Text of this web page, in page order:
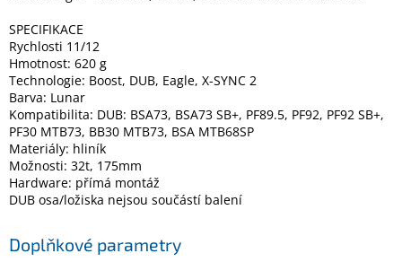
TONERY
A
CARTRIDGE
OEM
Sestavy
počítačů
Inpraise
Kamerové
systémy
MILESIGHT
SPECIFIKACE
Rychlosti 11/12
Hmotnost: 620 g
Technologie: Boost, DUB, Eagle, X-SYNC 2
Barva: Lunar
Kompatibilita: DUB: BSA73, BSA73 SB+, PF89.5, PF92, PF92 SB+,
PF30 MTB73, BB30 MTB73, BSA MTB68SP
Materiály: hliník
Možnosti: 32t, 175mm
Hardware: přímá montáž
DUB osa/ložiska nejsou součástí balení
Doplňkové parametry